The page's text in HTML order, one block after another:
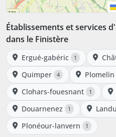
Établissements et services
dans le Finistère
Ergué-gabéric 1
Quimper 4 Plomelin
Clohars-fouesnant 1
Douarnenez 1
Plonéour-lanvern 1